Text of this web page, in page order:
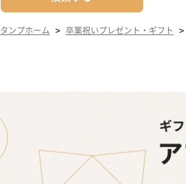
タンプホーム > 卒業祝いプレゼント・ギフト >